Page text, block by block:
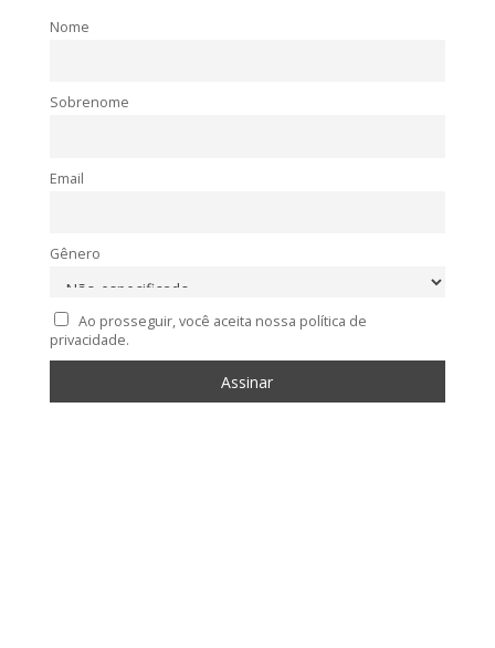
Nome
Sobrenome
Email
Gênero
Ao prosseguir, você aceita nossa política de
privacidade.